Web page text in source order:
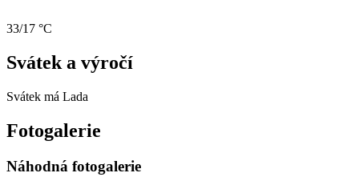
33/17 °C
Svátek a výročí
Svátek má Lada
Fotogalerie
Náhodná fotogalerie